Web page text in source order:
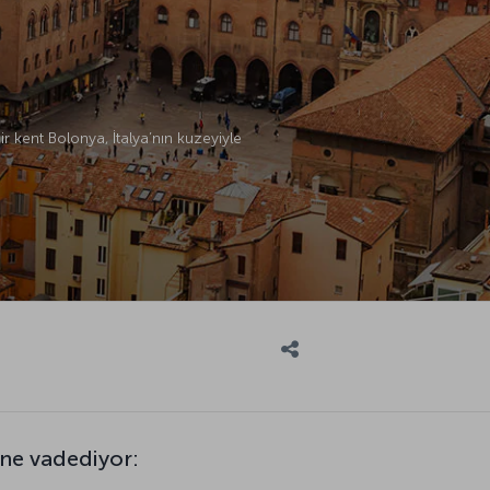
kent Bolonya, İtalya’nın kuzeyiyle
vadediyor: